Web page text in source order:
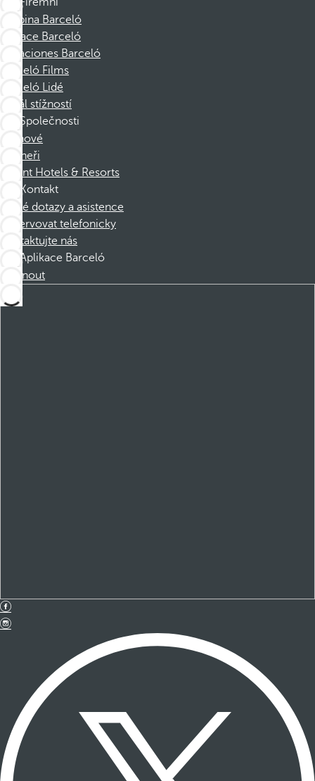
Skupina Barceló
Nadace Barceló
Vacaciones Barceló
Barceló Films
Barceló Lidé
Kanál stížností
Společnosti
Členové
Partneři
Dorint Hotels & Resorts
Kontakt
Časté dotazy a asistence
Rezervovat telefonicky
Kontaktujte nás
Aplikace Barceló
Stáhnout